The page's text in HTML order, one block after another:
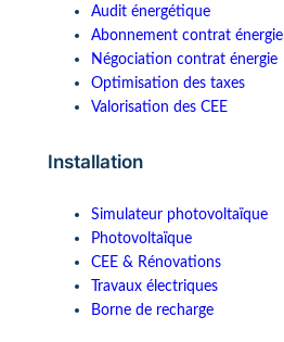
Audit énergétique
Abonnement contrat énergie
Négociation contrat énergie
Optimisation des taxes
Valorisation des CEE
Installation
Simulateur photovoltaïque
Photovoltaïque
CEE & Rénovations
Travaux électriques
Borne de recharge